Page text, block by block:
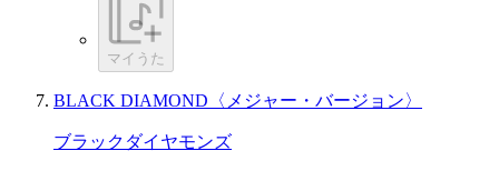
マイうた
BLACK DIAMOND〈メジャー・バージョン〉
ブラックダイヤモンズ